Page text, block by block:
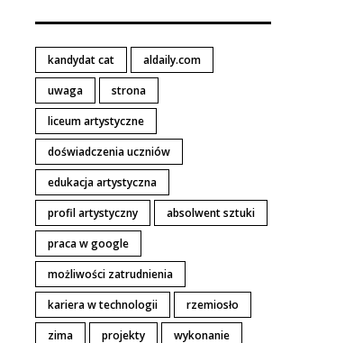
kandydat cat
aldaily.com
uwaga
strona
liceum artystyczne
doświadczenia uczniów
edukacja artystyczna
profil artystyczny
absolwent sztuki
praca w google
możliwości zatrudnienia
kariera w technologii
rzemiosło
zima
projekty wykonanie